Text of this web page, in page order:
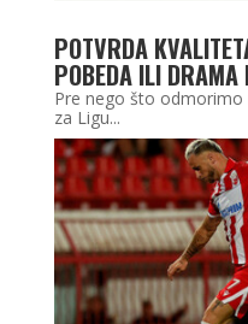
POTVRDA
POBEDA ILI DRAMA
Pre nego što odmorimo
za Ligu...